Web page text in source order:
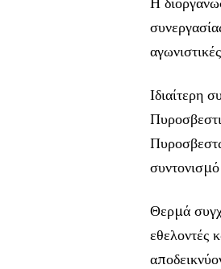
Ιδιαίτερη
Θερμά
εθελοντές